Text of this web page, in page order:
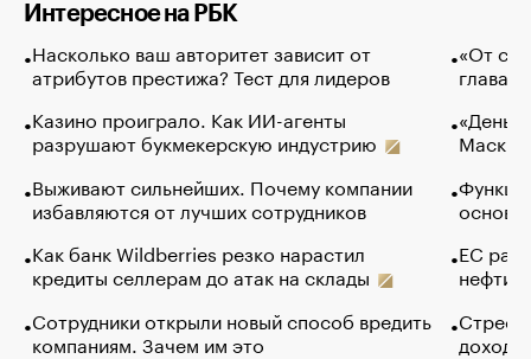
Интересное на РБК
Насколько ваш авторитет зависит от
атрибутов престижа? Тест для лидеров
Казино проиграло. Как ИИ-агенты
разрушают букмекерскую индустрию
Выживают сильнейших. Почему компании
избавляются от лучших сотрудников
Как банк Wildberries резко нарастил
кредиты селлерам до атак на склады
Сотрудники открыли новый способ вредить
компаниям. Зачем им это
«От
глава
Маск в
основ
ЕС
нефти